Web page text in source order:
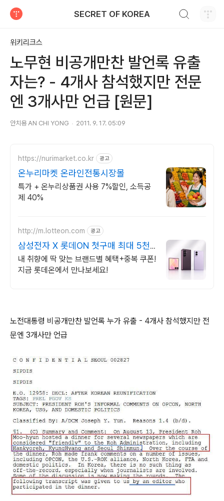
SECRET OF KOREA
위키리크스
노무현 비공개만찬 발언록 유출
자는? - 4개사 참석했지만 전문
엔 3개사만 언급 [원문]
안치용 AN CHI YONG 2011. 9. 17. 05:09
https://nurimarket.co.kr 광고
온누리마켓 온라인전통시장몰
특가 + 온누리상품권 사용 7%할인, 소득공
제 40%
http://m.lotteon.com 광고
삼성전자 X 롯데ON 첫구매 최대 5천
원 혜택!
내 취향에 딱 맞는 브랜드별 혜택+중복 쿠폰!
지금 롯데온에서 만나보세요!
노전대통령 비공개만찬 발언록 누가 유출 - 4개사 참석했지만 전
문엔 3개사만 언급